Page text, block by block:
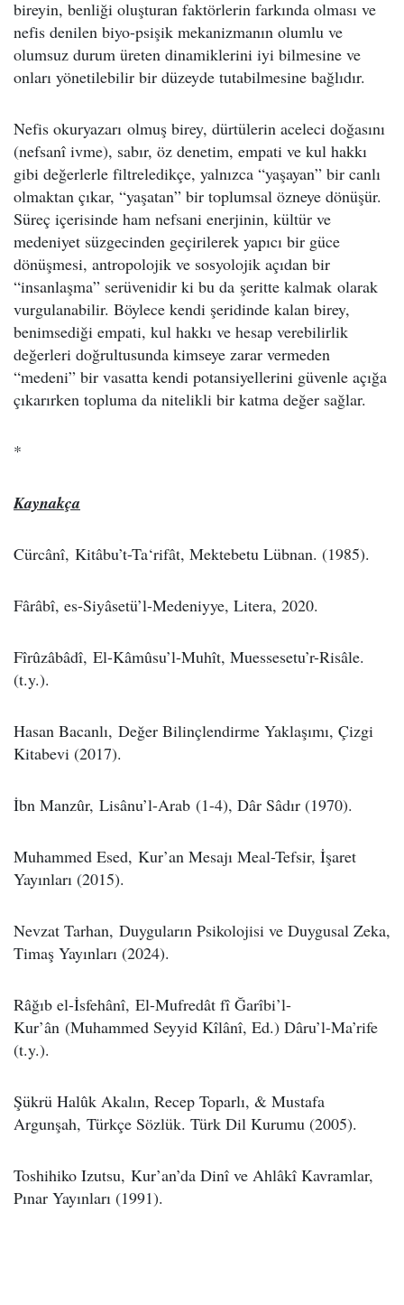
bireyin, benliği oluşturan faktörlerin farkında olması ve
nefis denilen biyo-psişik mekanizmanın olumlu ve
olumsuz durum üreten dinamiklerini iyi bilmesine ve
onları yönetilebilir bir düzeyde tutabilmesine bağlıdır.
Nefis okuryazarı olmuş birey, dürtülerin aceleci doğasını
(nefsanî ivme), sabır, öz denetim, empati ve kul hakkı
gibi değerlerle filtreledikçe, yalnızca “yaşayan” bir canlı
olmaktan çıkar, “yaşatan” bir toplumsal özneye dönüşür.
Süreç içerisinde ham nefsani enerjinin, kültür ve
medeniyet süzgecinden geçirilerek yapıcı bir güce
dönüşmesi, antropolojik ve sosyolojik açıdan bir
“insanlaşma” serüvenidir ki bu da şeritte kalmak olarak
vurgulanabilir. Böylece kendi şeridinde kalan birey,
benimsediği empati, kul hakkı ve hesap verebilirlik
değerleri doğrultusunda kimseye zarar vermeden
“medeni” bir vasatta kendi potansiyellerini güvenle açığa
çıkarırken topluma da nitelikli bir katma değer sağlar.
*
Kaynakça
Cürcânî, Kitâbu’t-Ta‘rifât, Mektebetu Lübnan. (1985).
Fârâbî, es-Siyâsetü’l-Medeniyye, Litera, 2020.
Fîrûzâbâdî, El-Kâmûsu’l-Muhît, Muessesetu’r-Risâle.
(t.y.).
Hasan Bacanlı, Değer Bilinçlendirme Yaklaşımı, Çizgi
Kitabevi (2017).
İbn Manzûr, Lisânu’l-Arab (1-4), Dâr Sâdır (1970).
Muhammed Esed, Kur’an Mesajı Meal-Tefsir, İşaret
Yayınları (2015).
Nevzat Tarhan, Duyguların Psikolojisi ve Duygusal Zeka,
Timaş Yayınları (2024).
Râğıb el-İsfehânî, El-Mufredât fî Ğarîbi’l-
Kur’ân (Muhammed Seyyid Kîlânî, Ed.) Dâru’l-Ma’rife
(t.y.).
Şükrü Halûk Akalın, Recep Toparlı, & Mustafa
Argunşah, Türkçe Sözlük. Türk Dil Kurumu (2005).
Toshihiko Izutsu, Kur’an’da Dinî ve Ahlâkî Kavramlar,
Pınar Yayınları (1991).